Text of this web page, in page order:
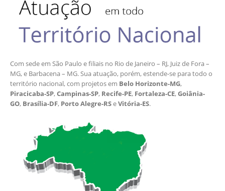
Com sede em São Paulo e filiais no Rio de Janeiro – RJ, Juiz de Fora –
MG, e Barbacena – MG. Sua atuação, porém, estende-se para todo o
território nacional, com projetos em Belo Horizonte-MG,
Piracicaba-SP,Campinas-SP, Recife-PE, Fortaleza-CE,Goiânia-
GO, Brasília-DF, Porto Alegre-RSeVitória-ES.